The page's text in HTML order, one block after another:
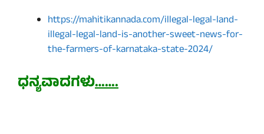
https://mahitikannada.com/illegal-legal-land-
illegal-legal-land-is-another-sweet-news-for-
the-farmers-of-karnataka-state-2024/
ಧನ್ಯವಾದಗಳು…….